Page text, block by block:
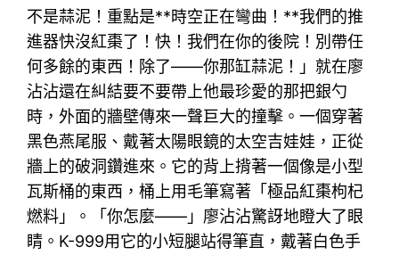
不是蒜泥！重點是**時空正在彎曲！**我們的推
進器快沒紅棗了！快！我們在你的後院！別帶任
何多餘的東西！除了——你那缸蒜泥！」就在廖
沾沾還在糾結要不要帶上他最珍愛的那把銀勺
時，外面的牆壁傳來一聲巨大的撞擊。一個穿著
黑色燕尾服、戴著太陽眼鏡的太空吉娃娃，正從
牆上的破洞鑽進來。它的背上揹著一個像是小型
瓦斯桶的東西，桶上用毛筆寫著「極品紅棗枸杞
燃料」。「你怎麼——」廖沾沾驚訝地瞪大了眼
睛。K-999用它的小短腿站得筆直，戴著白色手